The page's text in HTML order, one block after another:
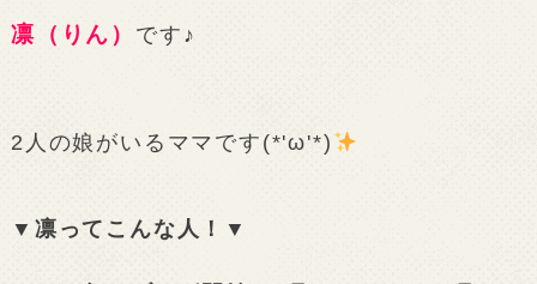
凛（りん） です♪
2人の娘がいるママです(*'ω'*)
▼凛ってこんな人！▼